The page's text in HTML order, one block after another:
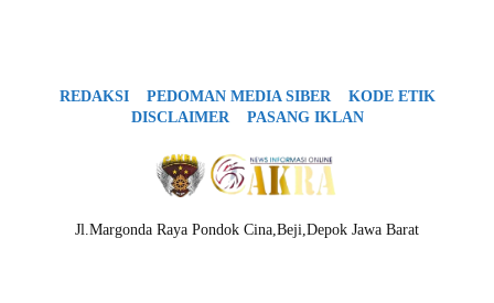
REDAKSI PEDOMAN MEDIA SIBER
KODE ETIK
DISCLAIMER
PASANG IKLAN
Jl.Margonda Raya Pondok Cina,Beji,Depok Jawa Barat